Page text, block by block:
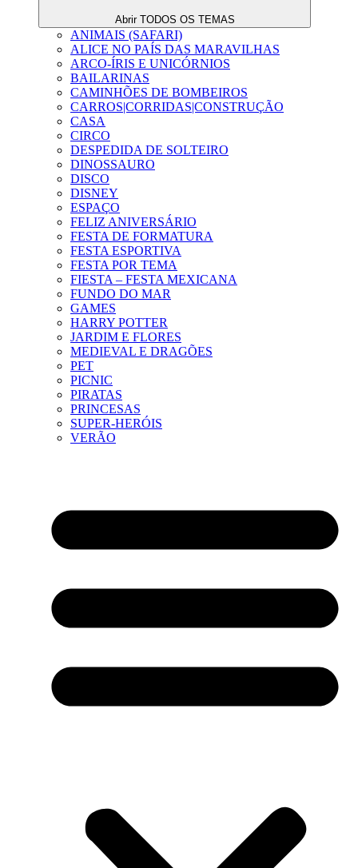
Abrir TODOS OS TEMAS
ANIMAIS (SAFARI)
ALICE NO PAÍS DAS MARAVILHAS
ARCO-ÍRIS E UNICÓRNIOS
BAILARINAS
CAMINHÕES DE BOMBEIROS
CARROS|CORRIDAS|CONSTRUÇÃO
CASA
CIRCO
DESPEDIDA DE SOLTEIRO
DINOSSAURO
DISCO
DISNEY
ESPAÇO
FELIZ ANIVERSÁRIO
FESTA DE FORMATURA
FESTA ESPORTIVA
FESTA POR TEMA
FIESTA – FESTA MEXICANA
FUNDO DO MAR
GAMES
HARRY POTTER
JARDIM E FLORES
MEDIEVAL E DRAGÕES
PET
PICNIC
PIRATAS
PRINCESAS
SUPER-HERÓIS
VERÃO